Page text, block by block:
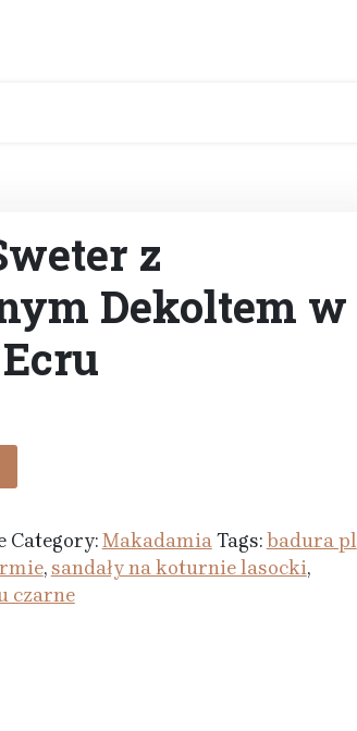
z
Dekoltem w
Category:MakadamiaTags:badura pl
,sandały na koturnie lasocki,
czarne